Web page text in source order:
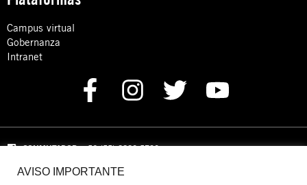
Campus virtual
Gobernanza
Intranet
CONMUTADOR: +52 (55) 8880 5730
Domicilio: Calle Hércules 13,
AVISO IMPORTANTE